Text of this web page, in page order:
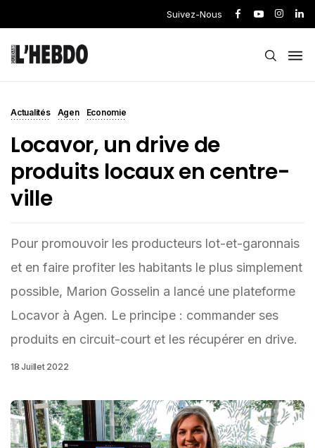
Suivez-Nous
Actualités Agen Economie
Locavor, un drive de
produits locaux en centre-
ville
Pour promouvoir les producteurs lot-et-garonnais
et en faire profiter les habitants le plus simplement
possible, Marion Gosselin a lancé une plateforme
Locavor à Agen. Le principe : commander ses
produits en circuit-court et les récupérer en drive.
18 Juillet 2022